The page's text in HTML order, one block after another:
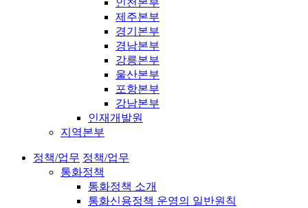
인천본부
제주본부
경기본부
경남본부
강릉본부
울산본부
포항본부
강남본부
인재개발원
지역본부
정책/업무 정책/업무
통화정책
통화정책 소개
통화신용정책 운영의 일반원칙